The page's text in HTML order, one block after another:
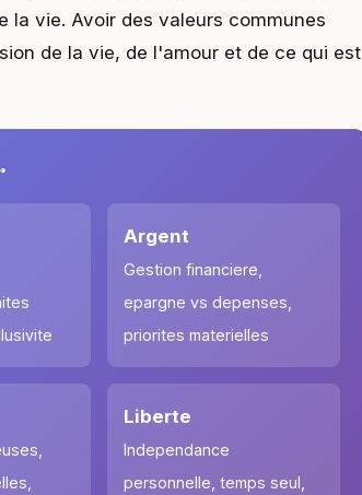
la vie. Avoir des valeurs communes
de la vie, de l'amour et de ce qui est
Argent
Gestion financiere,
epargne vs depenses,
priorites materielles
Liberte
Independance
personnelle, temps seul,